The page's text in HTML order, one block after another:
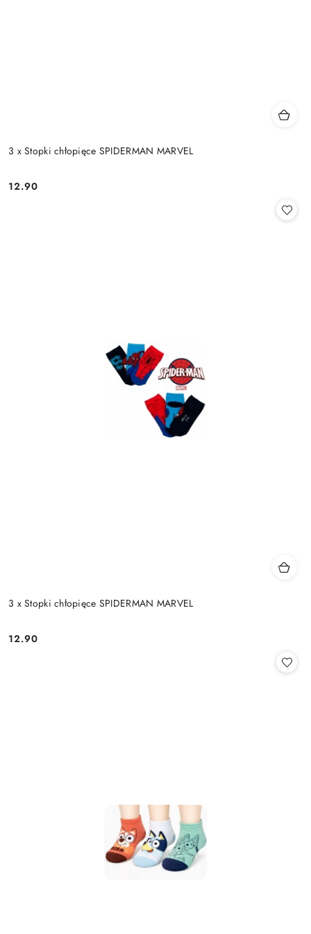
3 x Stopki chłopięce SPIDERMAN MARVEL
Cena:
12.90
3 x Stopki chłopięce SPIDERMAN MARVEL
Cena:
12.90